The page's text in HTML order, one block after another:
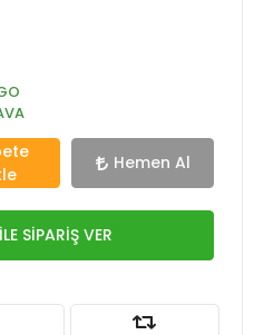
Hemen Al
SİPARİŞ VER